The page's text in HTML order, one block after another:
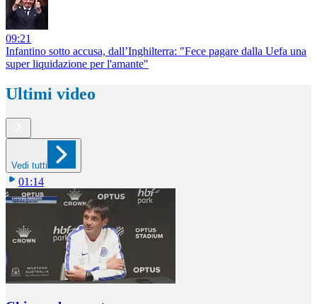
09:21
Infantino sotto accusa, dall’Inghilterra: "Fece pagare dalla Uefa una
super liquidazione per l'amante"
Ultimi video
Vedi tutti
01:14